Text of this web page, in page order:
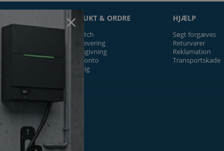
PRODUKT & ORDRE
Prismatch
Fragt/levering
Tilbudsgivning
Firmakonto
Offentlig
HJÆLP
Søgt forgæves
Returvarer
Reklamation
Transportskade